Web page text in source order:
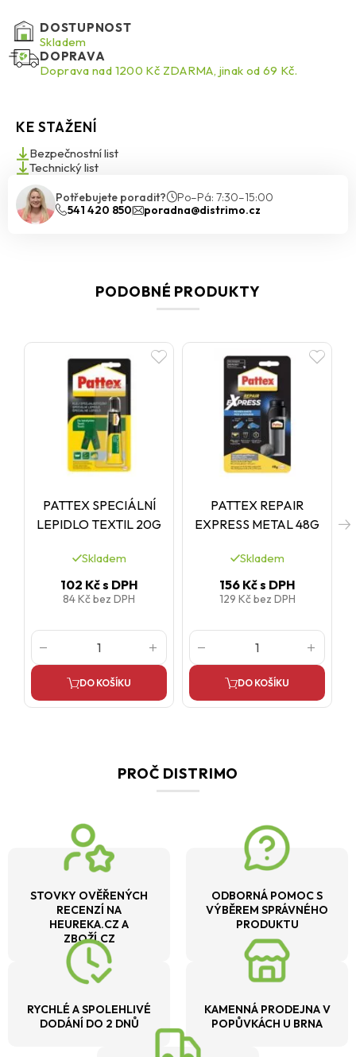
skelným vláknem vyztužený polyester (GFP), kůže, plátno, papír,
karton, tvrzené PVC, polykarbonát, pěnový polystyren, kámen,
zinek, zrcadla. V případě neželezných kovů, jako jsou měď, mosaz
nebo bronz, v případě povrchově upravených materiálů (barvy,
DOSTUPNOST
Skladem
DOPRAVA
Doprava nad 1200 Kč ZDARMA, jinak od 69 Kč.
KE STAŽENÍ
Bezpečnostní list
Technický list
Potřebujete poradit?
Po–Pá: 7:30–15:00
541 420 850
poradna@distrimo.cz
PODOBNÉ PRODUKTY
PATTEX SPECIÁLNÍ
LEPIDLO TEXTIL 20G
Skladem
102 Kčs DPH
84 Kčbez DPH
DO KOŠÍKU
PATTEX REPAIR
EXPRESS METAL 48G
Skladem
156 Kčs DPH
129 Kčbez DPH
DO KOŠÍKU
PROČ DISTRIMO
STOVKY OVĚŘENÝCH
RECENZÍ NA
HEUREKA.CZ A
ZBOŽÍ.CZ
ODBORNÁ POMOC S
VÝBĚREM SPRÁVNÉHO
PRODUKTU
RYCHLÉ A SPOLEHLIVÉ
DODÁNÍ DO 2 DNŮ
KAMENNÁ PRODEJNA V
POPŮVKÁCH U BRNA